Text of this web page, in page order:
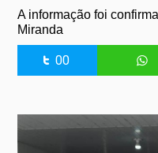
A informação foi
Miranda
00